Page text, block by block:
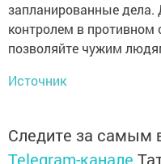
запланированные
контролем в противном
позволяйте чужим
Источник
Следите за самым
Telegram-канале